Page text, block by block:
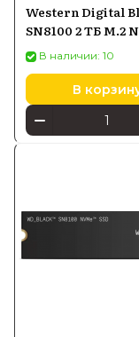
Western Digital
SN8100 2 ТБ M.2
(WDS200T1X0M)
В наличии: 10
В